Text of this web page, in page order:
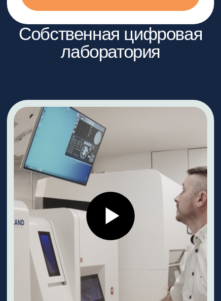
проблем на пути к здоровым и красивым
Мы собрали галерею с примерами
работ наших докторов, чтобы вы были
Перейти в галерею
Записаться на консультацию
и получить план лечения
Заполните форму и администратор
свяжется с вами, чтобы подобрать
удобную дату и время